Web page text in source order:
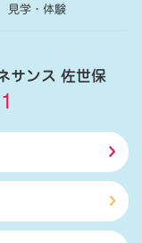
見学・体験
サンス 佐世保